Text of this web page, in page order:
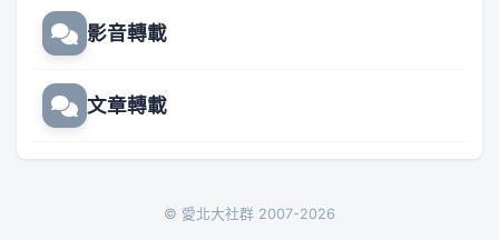
影音轉載
文章轉載
© 愛北大社群 2007-2026